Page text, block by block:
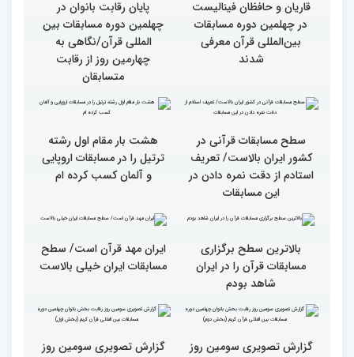
روز رقابت بخش برادران
چهلمین دوره مسابقات
بین‌المللی قرآن کریم(بخش
اول)
ویژه بانوان در آستان مقدس
امامزاده حسن (ع) برگزار
شد
در چهلمین دوره مسابقات
بین‌المللی قرآن معرفی
شدند
چهلمین دوره مسابقات بین
المللی قرآن/نگاهی به
چهارمین روز از رقابت
سطح مسابقات قرآنی در
کشور ایران بالاست/ تعریف
استادم از دقت نمره دادن در
این مسابقات
هشت بار مقام اول رشته
ترتیل را در مسابقات اروپایی